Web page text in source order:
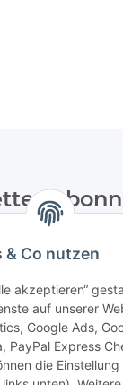
& Co nutzen
akzeptieren“
auf unserer
Google Ads,
PayPal Express
die
regelmäßig und